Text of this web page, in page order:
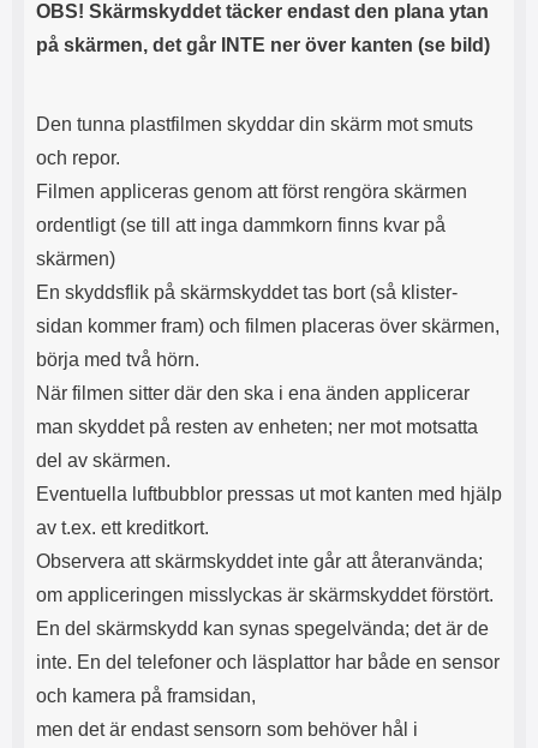
OBS! Skärmskyddet täcker endast den plana ytan
på skärmen, det går INTE ner över kanten (se bild)
Den tunna plastfilmen skyddar din skärm mot smuts
och repor.
Filmen appliceras genom att först rengöra skärmen
ordentligt (se till att inga dammkorn finns kvar på
skärmen)
En skyddsflik på skärmskyddet tas bort (så klister-
sidan kommer fram) och filmen placeras över skärmen,
börja med två hörn.
När filmen sitter där den ska i ena änden applicerar
man skyddet på resten av enheten; ner mot motsatta
del av skärmen.
Eventuella luftbubblor pressas ut mot kanten med hjälp
av t.ex. ett kreditkort.
Observera att skärmskyddet inte går att återanvända;
om appliceringen misslyckas är skärmskyddet förstört.
En del skärmskydd kan synas spegelvända; det är de
inte. En del telefoner och läsplattor har både en sensor
och kamera på framsidan,
men det är endast sensorn som behöver hål i